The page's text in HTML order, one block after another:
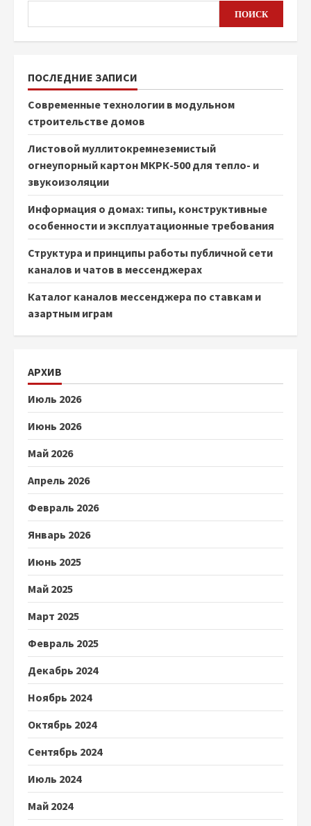
ПОИСК
ПОСЛЕДНИЕ ЗАПИСИ
Современные технологии в модульном
строительстве домов
Листовой муллитокремнеземистый
огнеупорный картон МКРК-500 для тепло- и
звукоизоляции
Информация о домах: типы, конструктивные
особенности и эксплуатационные требования
Структура и принципы работы публичной сети
каналов и чатов в мессенджерах
Каталог каналов мессенджера по ставкам и
азартным играм
АРХИВ
Июль 2026
Июнь 2026
Май 2026
Апрель 2026
Февраль 2026
Январь 2026
Июнь 2025
Май 2025
Март 2025
Февраль 2025
Декабрь 2024
Ноябрь 2024
Октябрь 2024
Сентябрь 2024
Июль 2024
Май 2024